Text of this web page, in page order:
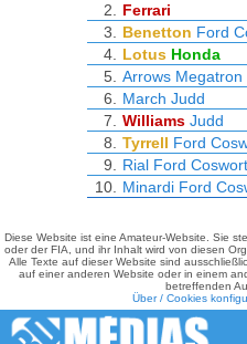
2.
Ferrari
3.
Benetton Ford
4.
Lotus Honda
5. Arrows Megatron
6.
March Judd
7.
Williams Judd
8.
Tyrrell Ford
9.
Rial Ford
10.
Minardi Ford
Diese Website ist eine Amateur-Website. Sie
oder der FIA, und ihr Inhalt wird von diesen
Alle Texte auf dieser Website sind
auf einer anderen Website oder in einem
betreffenden
Über / Cookies